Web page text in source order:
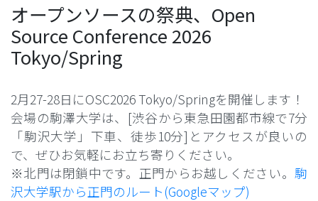
オープンソースの祭典、Open
Source Conference 2026
Tokyo/Spring
2月27-28日にOSC2026 Tokyo/Springを開催します！
会場の駒澤大学は、[渋谷から東急田園都市線で7分
「駒沢大学」下車、徒歩10分]とアクセスが良いの
で、ぜひお気軽にお立ち寄りください。
※北門は閉鎖中です。正門からお越しください。 駒
沢大学駅から正門のルート(Googleマップ)